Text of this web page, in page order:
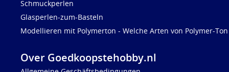
Schmuckperlen
Glasperlen-zum-Basteln
Modellieren mit Polymerton - Welche Arten von Polymer-
Over Goedkoopstehobby.nl